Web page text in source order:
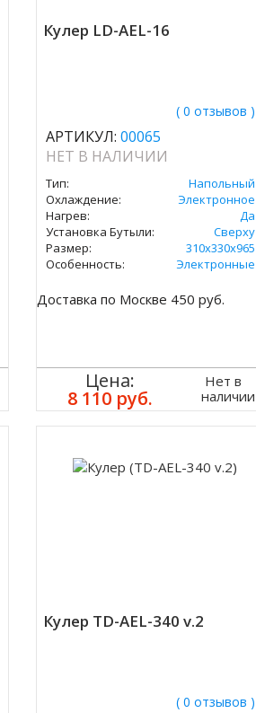
Кулер LD-AEL-16
( 0 отзывов )
АРТИКУЛ: 00065
НЕТ В НАЛИЧИИ
Тип:
Напольный
Охлаждение:
Электронное
Нагрев:
Да
Установка Бутыли:
Сверху
Размер:
310х330х965
Особенность:
Электронные
Доставка по Москве 450 руб.
Цена:
8 110 руб.
Нет в
наличии
Кулер TD-AEL-340 v.2
( 0 отзывов )